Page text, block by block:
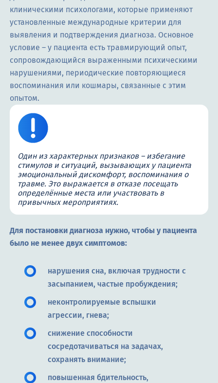
клиническими психологами, которые применяют
установленные международные критерии для
выявления и подтверждения диагноза. Основное
условие – у пациента есть травмирующий опыт,
сопровождающийся выраженными психическими
нарушениями, периодические повторяющиеся
воспоминания или кошмары, связанные с этим
опытом.
Один из характерных признаков – избегание
стимулов и ситуаций, вызывающих у пациента
эмоциональный дискомфорт, воспоминания о
травме. Это выражается в отказе посещать
определённые места или участвовать в
привычных мероприятиях.
Для постановки диагноза нужно, чтобы у пациента
было не менее двух симптомов:
нарушения сна, включая трудности с
засыпанием, частые пробуждения;
неконтролируемые вспышки
агрессии, гнева;
снижение способности
сосредотачиваться на задачах,
сохранять внимание;
повышенная бдительность,